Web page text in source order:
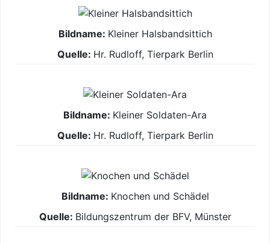
Kleiner Halsbandsittich
Hr. Rudloff, Tierpark Berlin
Kleiner Soldaten-Ara
Hr. Rudloff, Tierpark Berlin
Knochen und Schädel
Bildungszentrum der BFV, Münster